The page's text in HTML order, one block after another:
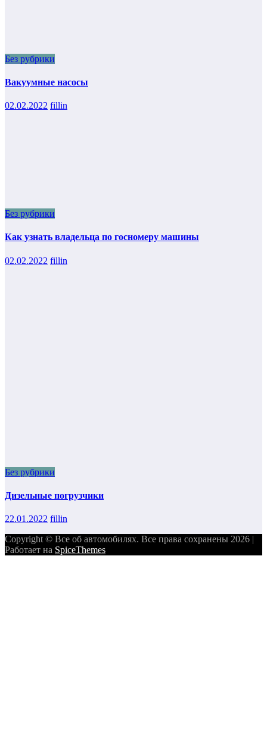
Без рубрики
Вакуумные насосы
02.02.2022 fillin
Без рубрики
Как узнать владельца по госномеру машины
02.02.2022 fillin
Без рубрики
Дизельные погрузчики
22.01.2022 fillin
Copyright © Все об автомобилях. Все права сохранены 2026 |
Работает на SpiceThemes